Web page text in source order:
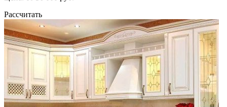
Рассчитать